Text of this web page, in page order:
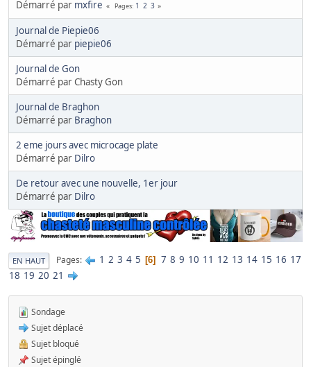
Démarré par mxfire Pages 1 2 3
Journal de Piepie06
Démarré par piepie06
Journal de Gon
Démarré par Chasty Gon
Journal de Braghon
Démarré par Braghon
2 eme jours avec microcage plate
Démarré par Dilro
De retour avec une nouvelle, 1er jour
Démarré par Dilro
EN HAUT Pages 1 2 3 4 5 6 7 8 9 10 11 12 13 14 15 16 17
18 19 20 21
Sondage
Sujet déplacé
Sujet bloqué
Sujet épinglé